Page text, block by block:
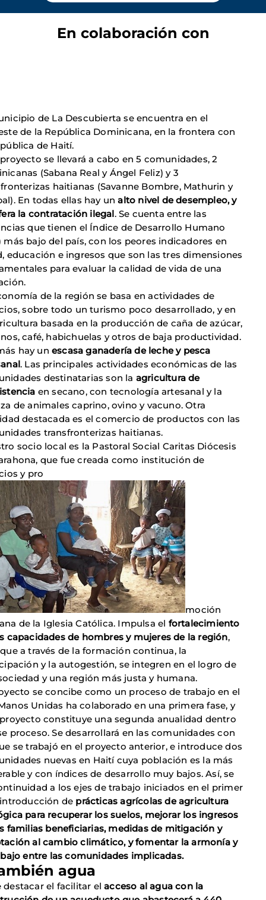
En colaboración con
de La Descubierta se encuentra en el
de la República Dominicana, en la frontera con
de Haití.
se llevará a cabo en 5 comunidades, 2
(Sabana Real y Ángel Feliz) y 3
haitianas (Savanne Bombre, Mathurin y
En todas ellas hay unalto nivel de desempleo, y
la contratación ilegal. Se cuenta entre las
que tienen el Índice de Desarrollo Humano
más bajo del país, con los peores indicadores en
educación e ingresos que son las tres dimensiones
para evaluar la calidad de vida de una
de la región se basa en actividades de
sobre todo un turismo poco desarrollado, y en
basada en la producción de caña de azúcar,
café, habichuelas y otros de baja productividad.
hay unescasa ganadería de leche y pesca
. Las principales actividades económicas de las
destinatarias son la agricultura de
en secano, con tecnología artesanal y la
de animales caprino, ovino y vacuno. Otra
destacada es el comercio de productos con las
transfronterizas haitianas.
socio local es la Pastoral Social Caritas Diócesis
que fue creada como institución de
y pro
moción
de la Iglesia Católica. Impulsa el fortalecimiento
capacidades de hombres y mujeres de la región,
a través de la formación continua, la
y la autogestión, se integren en el logro de
y una región más justa y humana.
se concibe como un proceso de trabajo en el
Unidas ha colaborado en una primera fase, y
constituye una segunda anualidad dentro
proceso. Se desarrollará en las comunidades con
se trabajó en el proyecto anterior, e introduce dos
nuevas en Haití cuya población es la más
y con índices de desarrollo muy bajos. Así, se
a los ejes de trabajo iniciados en el primer
de prácticas agrícolas de agricultura
para recuperar los suelos, mejorar los ingresos
familias beneficiarias, medidas de mitigación y
al cambio climático, y fomentar la armonía y
entre las comunidades implicadas.
agua
destacar el facilitar elacceso al agua con la